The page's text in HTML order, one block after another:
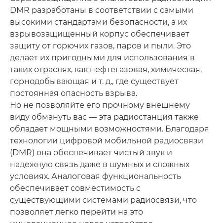
DMR разработаны в соответствии с самыми
высокими стандартами безопасности, а их
взрывозащищенный корпус обеспечивает
защиту от горючих газов, паров и пыли. Это
делает их пригодными для использования в
таких отраслях, как нефтегазовая, химическая,
горнодобывающая и т. д., где существует
постоянная опасность взрыва.
Но не позволяйте его прочному внешнему
виду обмануть вас — эта радиостанция также
обладает мощными возможностями. Благодаря
технологии цифровой мобильной радиосвязи
(DMR) она обеспечивает чистый звук и
надежную связь даже в шумных и сложных
условиях. Аналоговая функциональность
обеспечивает совместимость с
существующими системами радиосвязи, что
позволяет легко перейти на это